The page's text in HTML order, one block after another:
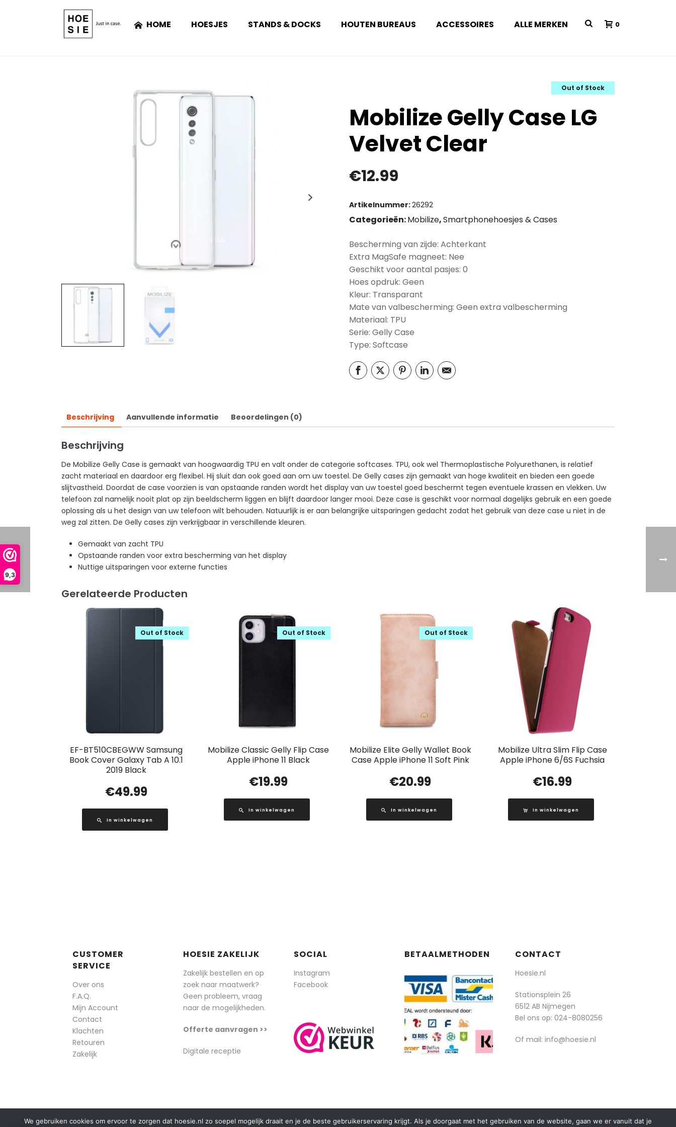
9,3
HOME HOESJES STANDS & DOCKS HOUTEN BUREAUS ACCESSOIRES ALLE MERKEN 0
Out of Stock
Mobilize Gelly Case LG
Velvet Clear
€12.99
Artikelnummer:26292
Categorieën:Mobilize,Smartphonehoesjes & Cases
Bescherming van zijde: Achterkant
Extra MagSafe magneet: Nee
Geschikt voor aantal pasjes: 0
Hoes opdruk: Geen
Kleur: Transparant
Mate van valbescherming: Geen extra valbescherming
Materiaal: TPU
Serie: Gelly Case
Type: Softcase
Beschrijving Aanvullende informatie Beoordelingen (0)
Beschrijving
De Mobilize Gelly Case is gemaakt van hoogwaardig TPU en valt onder de categorie softcases. TPU, ook wel Thermoplastische Polyurethanen, is relatief
zacht materiaal en daardoor erg flexibel. Hij sluit dan ook goed aan om uw toestel. De Gelly cases zijn gemaakt van hoge kwaliteit en bieden een goede
slijtvastheid. Doordat de case voorzien is van opstaande randen wordt het display van uw toestel goed beschermt tegen eventuele krassen en vlekken. Uw
telefoon zal namelijk nooit plat op zijn beeldscherm liggen en blijft daardoor langer mooi. Deze case is geschikt voor normaal dagelijks gebruik en een goede
oplossing als u het design van uw telefoon wilt behouden. Natuurlijk is er aan belangrijke uitsparingen gedacht zodat het gebruik van deze case u niet in de
weg zal zitten. De Gelly cases zijn verkrijgbaar in verschillende kleuren.
Gemaakt van zacht TPU
Opstaande randen voor extra bescherming van het display
Nuttige uitsparingen voor externe functies
Gerelateerde Producten
EF-BT510CBEGWW Samsung
Book Cover Galaxy Tab A 10.1
2019 Black
Out of Stock
€49.99
In winkelwagen
Mobilize Classic Gelly Flip Case
Apple iPhone 11 Black
Out of Stock
€19.99
In winkelwagen
Mobilize Elite Gelly Wallet Book
Case Apple iPhone 11 Soft Pink
Out of Stock
€20.99
In winkelwagen
Mobilize Ultra Slim Flip Case
Apple iPhone 6/6S Fuchsia
€16.99
In winkelwagen
CUSTOMER
SERVICE
Over ons
F.A.Q.
Mijn Account
Contact
Klachten
Retouren
Zakelijk
HOESIE ZAKELIJK
Zakelijk bestellen en op
zoek naar maatwerk?
Geen probleem, vraag
naar de mogelijkheden.
Offerte aanvragen >>
Digitale receptie
SOCIAL
Instagram
Facebook
BETAALMETHODEN CONTACT
Hoesie.nl
Stationsplein 26
6512 AB Nijmegen
Bel ons op: 024-8080256
Of mail: info@hoesie.nl
We gebruiken cookies om ervoor te zorgen dat hoesie.nl zo soepel mogelijk draait en je de beste gebruikerservaring krijgt. Als je doorgaat met het gebruiken van de website, gaan we er vanuit dat je